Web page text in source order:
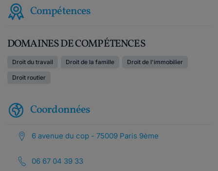
Compétences
DOMAINES DE COMPÉTENCES
Droit du travail Droit de la famille Droit de l'immobilier
Droit routier
Coordonnées
6 avenue du cop - 75009 Paris 9ème
06 67 04 39 33